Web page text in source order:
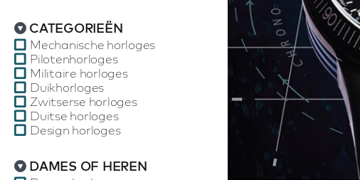
CATEGORIEËN
Mechanische horloges
Pilotenhorloges
Militaire horloges
Duikhorloges
Zwitserse horloges
Duitse horloges
Design horloges
DAMES OF HEREN